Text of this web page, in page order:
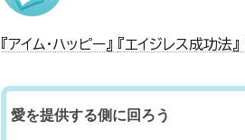
『アイム・ハッピー』 『エイジレス成功法』
愛を提供する側に回ろう